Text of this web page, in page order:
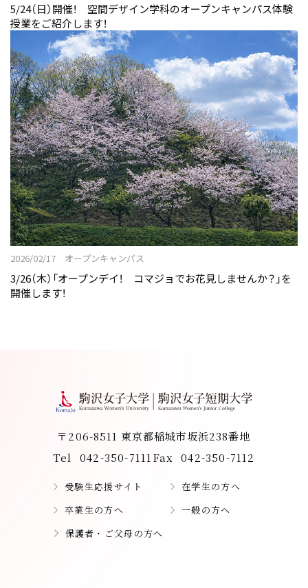
5/24（日）開催！ 空間デザイン学科のオープンキャンパス体験
授業をご紹介します！
2026/02/17 オープンキャンパス
3/26（木）「オープンデイ！ コマジョでお花見しませんか？」を
開催します！
〒206-8511 東京都稲城市坂浜238番地
Tel
042-350-7111Fax 042-350-7112
受験生応援サイト
在学生の方へ
卒業生の方へ
一般の方へ
保護者・ご父母の方へ